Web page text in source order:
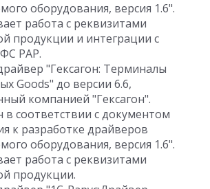
оборудования, версия 1.6".
работа с реквизитами
продукции и интеграции с
РАР.
"Гексагон: Терминалы
Goods" до версии 6.6,
компанией "Гексагон".
в соответствии с документом
к разработке драйверов
оборудования, версия 1.6".
работа с реквизитами
продукции.